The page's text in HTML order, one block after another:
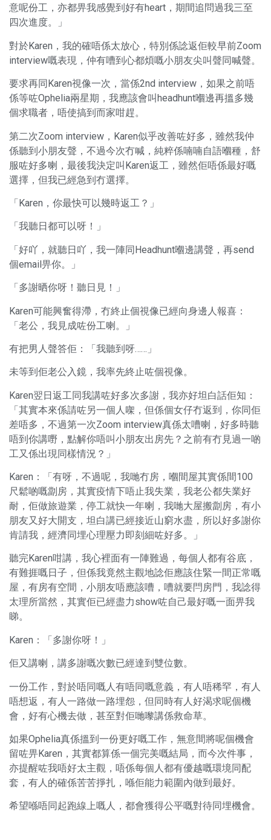
意呢份工，亦都畀我感覺到好有heart，期間追問過我三至
四次進度。」
對於Karen，我的確唔係太放心，特別係諗返佢較早前Zoom
interview嘅表現，仲有嘈到心都煩嘅小朋友尖叫聲同喊聲。
要求再同Karen視像一次，當係2nd interview，如果之前唔
係等咗Ophelia兩星期，我應該會叫headhunt嗰邊再搵多幾
個求職者，唔使搞到而家咁趕。
第二次Zoom interview，Karen似乎改善咗好多，雖然我仲
係聽到小朋友聲，不過今次冇喊，純粹係喃喃自語嗰種，舒
服咗好多喇，最後我決定叫Karen返工，雖然佢唔係最好嘅
選擇，但我已經急到冇選擇。
「Karen，你最快可以幾時返工？」
「我聽日都可以呀！」
「好吖，就聽日吖，我一陣同Headhunt嗰邊講聲，再send
個email畀你。」
「多謝晒你呀！聽日見！」
Karen可能興奮得滯，冇終止個視像已經向身邊人報喜：
「老公，我見成咗份工喇。」
有把男人聲答佢：「我聽到呀……」
未等到佢老公入鏡，我率先終止咗個視像。
Karen翌日返工同我講咗好多次多謝，我亦好坦白話佢知：
「其實本來係請咗另一個人㗎，但係個女仔冇返到，你同佢
差唔多，不過第一次Zoom interview真係太嘈喇，好多時聽
唔到你講嘢，點解你唔叫小朋友出房先？之前有冇見過一啲
工又係出現同樣情況？」
Karen：「有呀，不過呢，我哋冇房，嗰間屋其實係間100
尺鬆啲嘅劏房，其實疫情下唔止我失業，我老公都失業好
耐，佢做旅遊業，停工就快一年喇，我哋大屋搬劏房，有小
朋友又好大開支，坦白講已經接近山窮水盡，所以好多謝你
肯請我，經濟同埋心理壓力即刻細咗好多。」
聽完Karen咁講，我心裡面有一陣難過，每個人都有谷底，
有難捱嘅日子，但係我竟然主觀地諗佢應該住緊一間正常嘅
屋，有房有空間，小朋友唔應該嘈，嘈就要閂房門，我諗得
太理所當然，其實佢已經盡力show咗自己最好嘅一面畀我
睇。
Karen：「多謝你呀！」
佢又講喇，講多謝嘅次數已經達到雙位數。
一份工作，對於唔同嘅人有唔同嘅意義，有人唔稀罕，有人
唔想返，有人一路做一路埋怨，但同時有人好渴求呢個機
會，好有心機去做，甚至對佢哋嚟講係救命草。
如果Ophelia真係搵到一份更好嘅工作，無意間將呢個機會
留咗畀Karen，其實都算係一個完美嘅結局，而今次件事，
亦提醒咗我唔好太主觀，唔係每個人都有優越嘅環境同配
套，有人的確係苦苦掙扎，喺佢能力範圍內做到最好。
希望喺唔同起跑線上嘅人，都會獲得公平嘅對待同埋機會。